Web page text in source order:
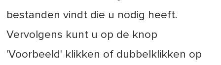
bestanden vindt die u nodig heeft.
Vervolgens kunt u op de knop
'Voorbeeld' klikken of dubbelklikken op